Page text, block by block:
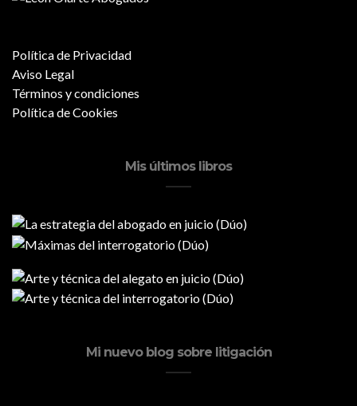
Política de Privacidad
Aviso Legal
Términos y condiciones
Política de Cookies
Mis últimos libros
Mi nuevo blog sobre litigación